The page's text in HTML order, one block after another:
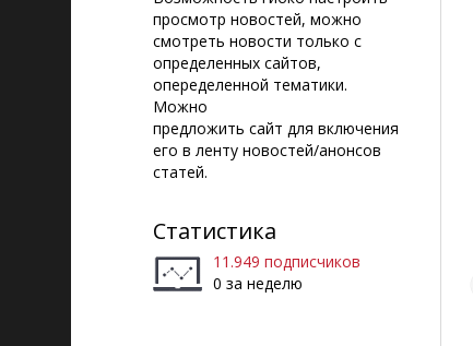
просмотр новостей, можно
смотреть новости только с
определенных сайтов,
опеределенной тематики.
Можно
предложить сайт для включения
его в ленту новостей/анонсов
статей.
Статистика
11.949 подписчиков
0 за неделю